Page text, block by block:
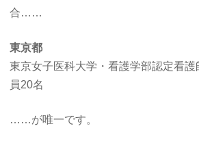
合……
東京都
東京女子医科大学・看護学部認定看
員20名
……が唯一です。